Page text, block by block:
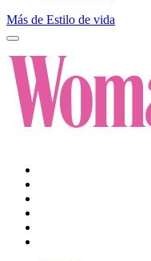
Más de Estilo de vida